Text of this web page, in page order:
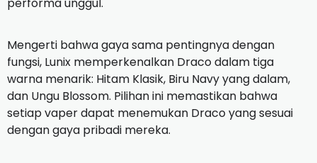
performa unggul.
Mengerti bahwa gaya sama pentingnya dengan
fungsi, Lunix memperkenalkan Draco dalam tiga
warna menarik: Hitam Klasik, Biru Navy yang dalam,
dan Ungu Blossom. Pilihan ini memastikan bahwa
setiap vaper dapat menemukan Draco yang sesuai
dengan gaya pribadi mereka.